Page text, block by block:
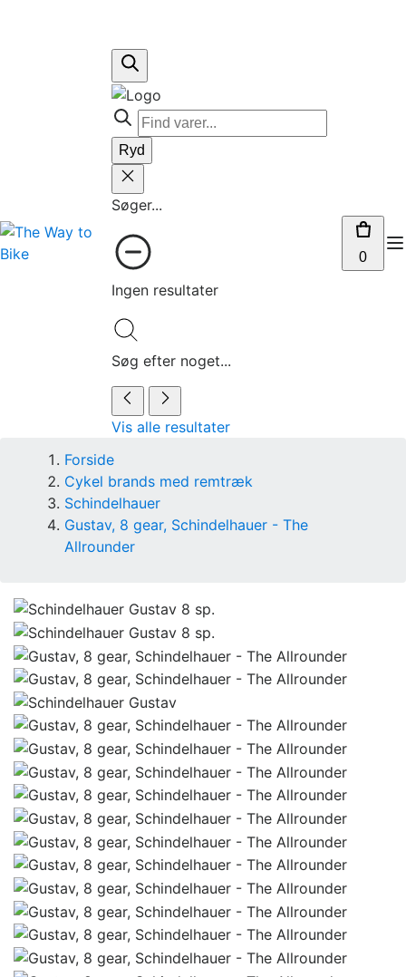
Ryd
Søger...
Ingen resultater
Søg efter noget...
Vis alle resultater
0
Forside
Cykel brands med remtræk
Schindelhauer
Gustav, 8 gear, Schindelhauer - The
Allrounder